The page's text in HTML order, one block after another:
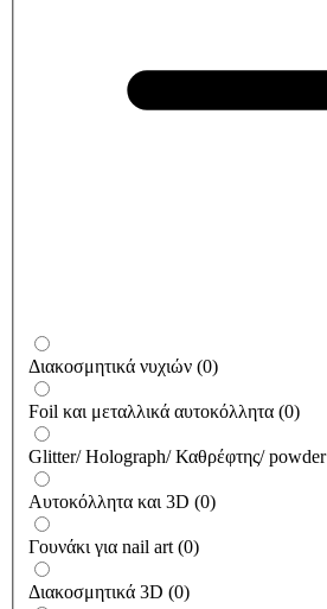
Διακοσμητικά νυχιών (0)
Foil και μεταλλικά αυτοκόλλητα (0)
Glitter/ Holograph/ Καθρέφτης/ powder
Αυτοκόλλητα και 3D (0)
Γουνάκι για nail art (0)
Διακοσμητικά 3D (0)